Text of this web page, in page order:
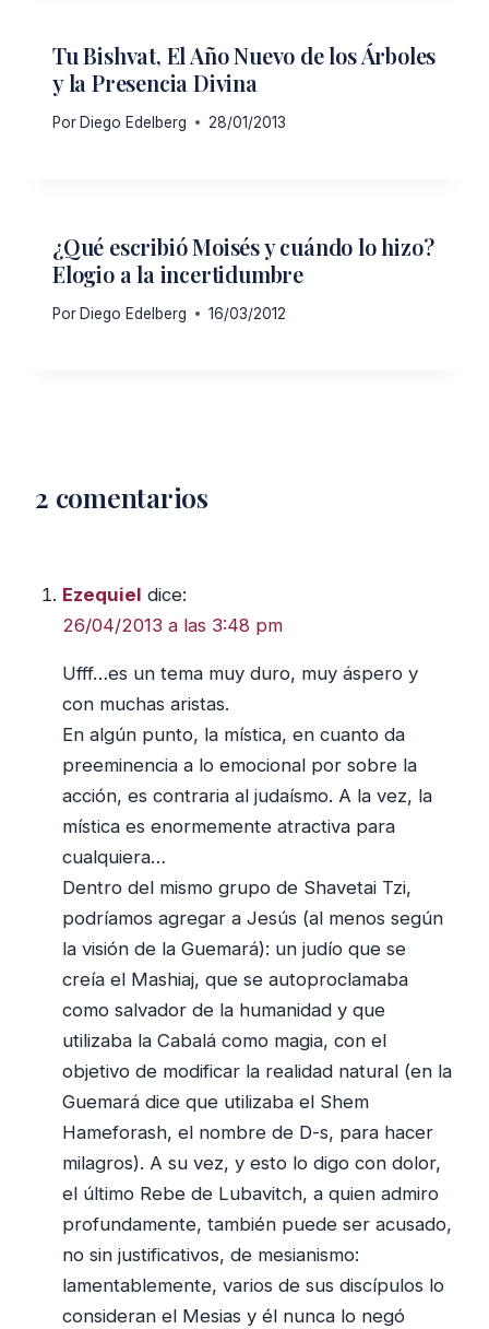
Tu Bishvat, El Año Nuevo de los Árboles
y la Presencia Divina
Por Diego Edelberg 28/01/2013
¿Qué escribió Moisés y cuándo lo hizo?
Elogio a la incertidumbre
Por Diego Edelberg 16/03/2012
2 comentarios
Ezequiel dice:
26/04/2013 a las 3:48 pm
Ufff…es un tema muy duro, muy áspero y
con muchas aristas.
En algún punto, la mística, en cuanto da
preeminencia a lo emocional por sobre la
acción, es contraria al judaísmo. A la vez, la
mística es enormemente atractiva para
cualquiera…
Dentro del mismo grupo de Shavetai Tzi,
podríamos agregar a Jesús (al menos según
la visión de la Guemará): un judío que se
creía el Mashiaj, que se autoproclamaba
como salvador de la humanidad y que
utilizaba la Cabalá como magia, con el
objetivo de modificar la realidad natural (en la
Guemará dice que utilizaba el Shem
Hameforash, el nombre de D-s, para hacer
milagros). A su vez, y esto lo digo con dolor,
el último Rebe de Lubavitch, a quien admiro
profundamente, también puede ser acusado,
no sin justificativos, de mesianismo:
lamentablemente, varios de sus discípulos lo
consideran el Mesias y él nunca lo negó